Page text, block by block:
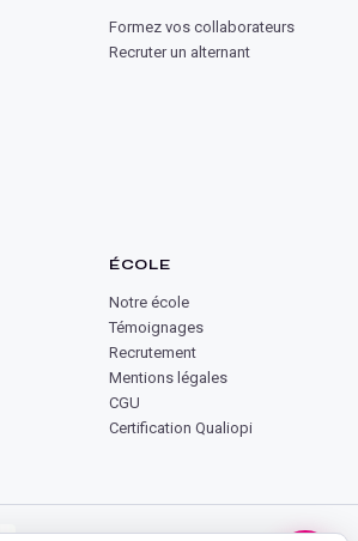
Formez vos collaborateurs
Recruter un alternant
ÉCOLE
Notre école
Témoignages
Recrutement
Mentions légales
CGU
Certification Qualiopi